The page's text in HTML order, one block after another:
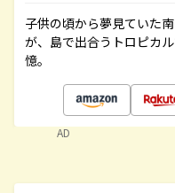
子供の頃から夢見ていた
が、島で出合うトロピカ
憶。
AD